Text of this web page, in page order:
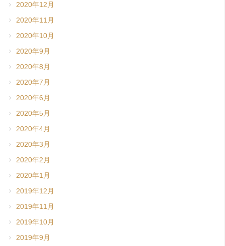
2020年12月
2020年11月
2020年10月
2020年9月
2020年8月
2020年7月
2020年6月
2020年5月
2020年4月
2020年3月
2020年2月
2020年1月
2019年12月
2019年11月
2019年10月
2019年9月